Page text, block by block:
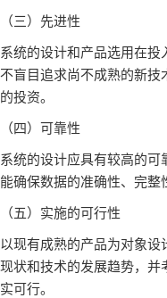
（三）先进性
系统的设计和产品选用在
不盲目追求尚不成熟的新技
的投资。
（四）可靠性
系统的设计应具有较高的可
能确保数据的准确性、完整
（五）实施的可行性
以现有成熟的产品为对象
现状和技术的发展趋势，
实可行。